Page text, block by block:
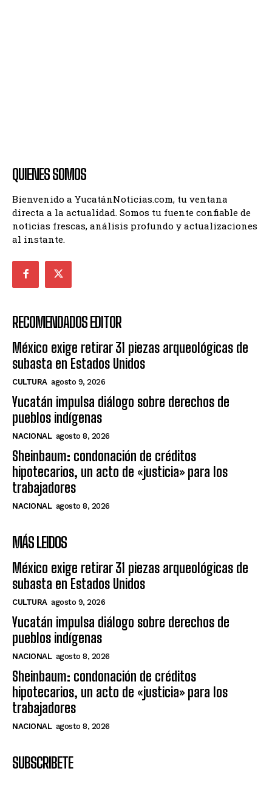
QUIENES SOMOS
Bienvenido a YucatánNoticias.com, tu ventana
directa a la actualidad. Somos tu fuente confiable de
noticias frescas, análisis profundo y actualizaciones
al instante.
RECOMENDADOS EDITOR
México exige retirar 31 piezas arqueológicas de
subasta en Estados Unidos
CULTURA agosto 9, 2026
Yucatán impulsa diálogo sobre derechos de
pueblos indígenas
NACIONAL agosto 8, 2026
Sheinbaum: condonación de créditos
hipotecarios, un acto de «justicia» para los
trabajadores
NACIONAL agosto 8, 2026
MÁS LEIDOS
México exige retirar 31 piezas arqueológicas de
subasta en Estados Unidos
CULTURA agosto 9, 2026
Yucatán impulsa diálogo sobre derechos de
pueblos indígenas
NACIONAL agosto 8, 2026
Sheinbaum: condonación de créditos
hipotecarios, un acto de «justicia» para los
trabajadores
NACIONAL agosto 8, 2026
SUBSCRIBETE